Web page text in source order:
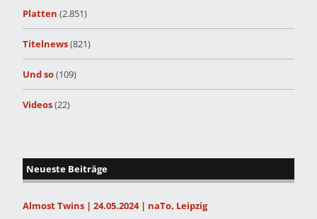
Platten (2.851)
Titelnews(821)
Und so(109)
Videos(22)
Neueste Beiträge
Almost Twins | 24.05.2024 | naTo, Leipzig